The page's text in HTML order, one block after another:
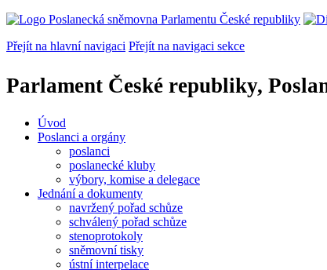
Přejít na hlavní navigaci Přejít na navigaci sekce
Parlament České republiky,
Úvod
Poslanci a orgány
poslanci
poslanecké kluby
výbory, komise a delegace
Jednání a dokumenty
navržený pořad schůze
schválený pořad schůze
stenoprotokoly
sněmovní tisky
ústní interpelace